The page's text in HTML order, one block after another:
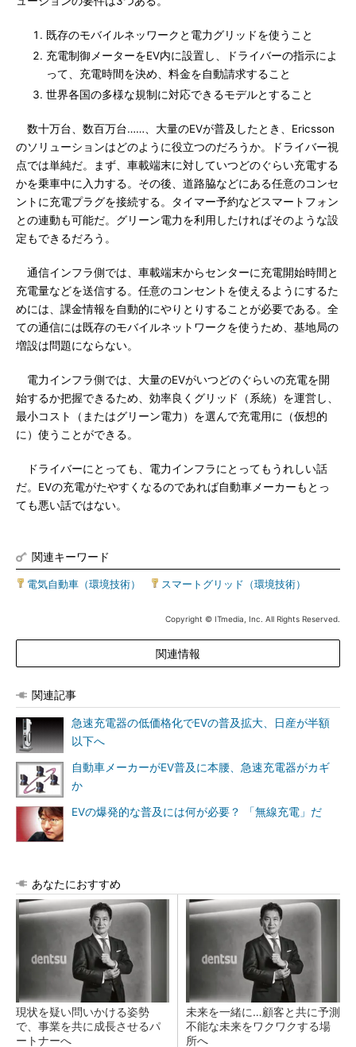
既存のモバイルネッワークと電力グリッドを使うこと
充電制御メーターをEV内に設置し、ドライバーの指示によ
って、充電時間を決め、料金を自動請求すること
世界各国の多様な規制に対応できるモデルとすること
数十万台、数百万台……、大量のEVが普及したとき、Ericsson
のソリューションはどのように役立つのだろうか。ドライバー視
点では単純だ。まず、車載端末に対していつどのぐらい充電する
かを乗車中に入力する。その後、道路脇などにある任意のコンセ
ントに充電プラグを接続する。タイマー予約などスマートフォン
との連動も可能だ。グリーン電力を利用したければそのような設
定もできるだろう。
通信インフラ側では、車載端末からセンターに充電開始時間と
充電量などを送信する。任意のコンセントを使えるようにするた
めには、課金情報を自動的にやりとりすることが必要である。全
ての通信には既存のモバイルネットワークを使うため、基地局の
増設は問題にならない。
電力インフラ側では、大量のEVがいつどのぐらいの充電を開
始するか把握できるため、効率良くグリッド（系統）を運営し、
最小コスト（またはグリーン電力）を選んで充電用に（仮想的
に）使うことができる。
ドライバーにとっても、電力インフラにとってもうれしい話
だ。EVの充電がたやすくなるのであれば自動車メーカーもとっ
ても悪い話ではない。
関連キーワード
電気自動車（環境技術） スマートグリッド（環境技術）
Copyright © ITmedia, Inc. All Rights Reserved.
関連情報
関連記事
急速充電器の低価格化でEVの普及拡大、日産が半額
以下へ
自動車メーカーがEV普及に本腰、急速充電器がカギ
か
EVの爆発的な普及には何が必要？ 「無線充電」だ
あなたにおすすめ
現状を疑い問いかける姿勢
で、事業を共に成長させるパ
ートナーへ
未来を一緒に…顧客と共に予測
不能な未来をワクワクする場
所へ